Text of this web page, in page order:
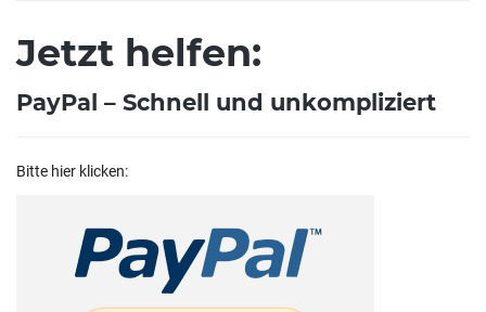
Jetzt helfen:
PayPal – Schnell und unkompliziert
Bitte hier klicken: